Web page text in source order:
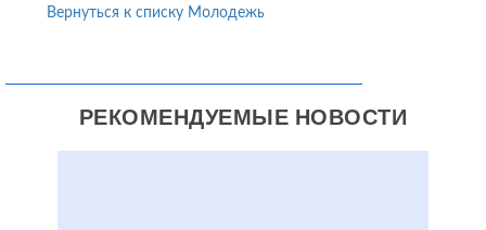
Вернуться к списку Молодежь
РЕКОМЕНДУЕМЫЕ НОВОСТИ